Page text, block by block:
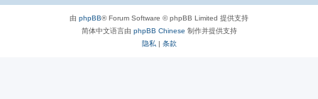
由 phpBB® Forum Software © phpBB Limited 提供支持
简体中文语言由 phpBB Chinese 制作并提供支持
隐私 | 条款